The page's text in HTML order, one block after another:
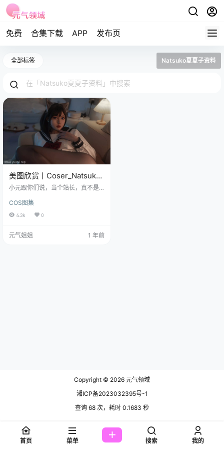
免费 合集下载 APP 发布页
全部标签 Natsuko夏夏子资料
美图欣赏丨Coser_Natsuko
夏夏子高清图片集大尾巴猫
小元跟你们说，当个站长，真不是
磨着给大家伙儿找点啥新鲜玩意儿
看。 你们是不知道，为了找点能入
天，总算让我给找着了一套，嘿，
COS图集
4.3k 0
元气姐姐 1 年前
Copyright © 2026 元气领域
湘ICP备2023032395号-1
查询 68 次，耗时 0.1683 秒
首页 菜单 搜索 我的